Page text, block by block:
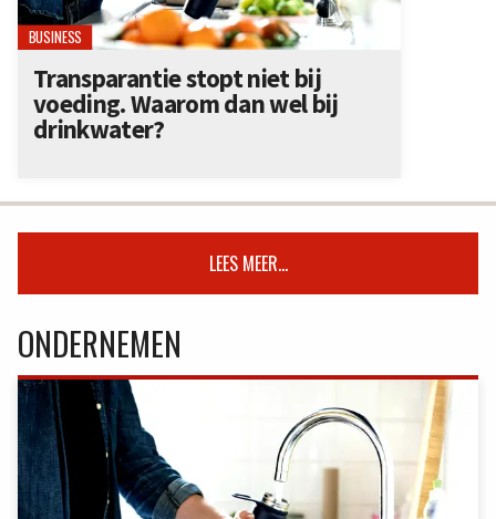
BUSINESS
Transparantie stopt niet bij
voeding. Waarom dan wel bij
drinkwater?
LEES MEER...
ONDERNEMEN